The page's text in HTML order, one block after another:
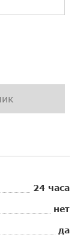
24 часа
нет
да